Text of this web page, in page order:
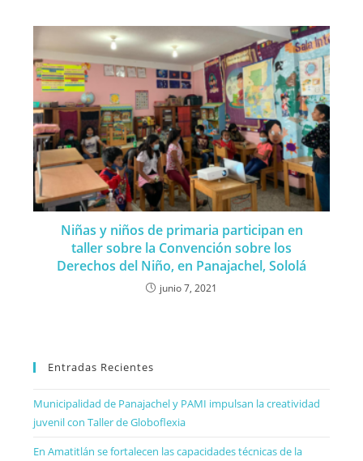
Niñas y niños de primaria participan en
taller sobre la Convención sobre los
Derechos del Niño, en Panajachel, Sololá
junio 7, 2021
Entradas Recientes
Municipalidad de Panajachel y PAMI impulsan la creatividad
juvenil con Taller de Globoflexia
En Amatitlán se fortalecen las capacidades técnicas de la